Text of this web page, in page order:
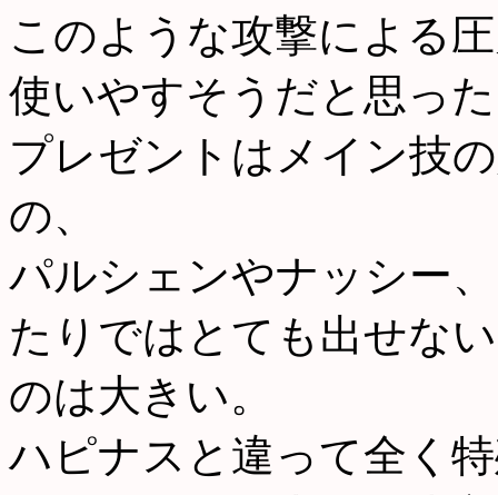
このような攻撃による
使いやすそうだと思っ
プレゼントはメイン技
の、
パルシェンやナッシー
たりではとても出せな
のは大きい。
ハピナスと違って全く